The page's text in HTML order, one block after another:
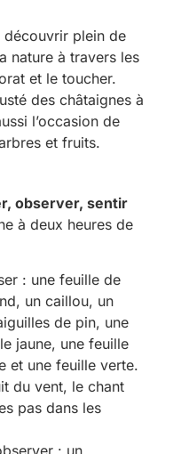
plein de
nature à travers les
et le toucher.
des châtaignes à
l’occasion de
et fruits.
observer, sentir
à deux heures de
: une feuille de
un caillou, un
de pin, une
jaune, une feuille
et une feuille verte.
du vent, le chant
pas dans les